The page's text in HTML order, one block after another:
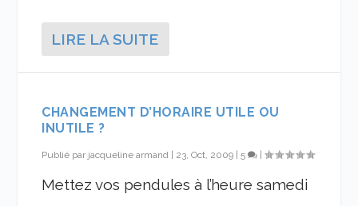
LIRE LA SUITE
CHANGEMENT D’HORAIRE UTILE OU
INUTILE ?
Publié par jacqueline armand 23, Oct, 2009 |5 |
Mettez vos pendules à l’heure samedi